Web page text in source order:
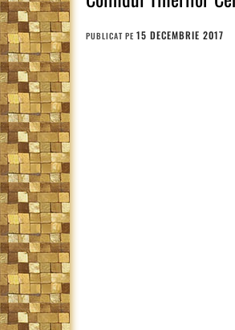
PUBLICAT PE 15 DECEMBRIE 2017